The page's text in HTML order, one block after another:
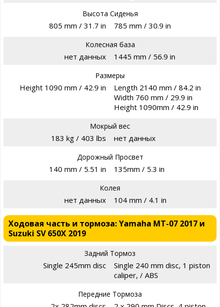
Высота Сиденья
805 mm / 31.7 in 785 mm / 30.9 in
Колесная база
нет данных 1445 mm / 56.9 in
Размеры
Height 1090 mm / 42.9 in
Length 2140 mm / 84.2 in
Width 760 mm / 29.9 in
Height 1090mm / 42.9 in
Мокрый вес
183 kg / 403 lbs нет данных
Дорожный Просвет
140 mm / 5.51 in 135mm / 5.3 in
Колея
нет данных 104 mm / 4.1 in
Ходовая часть и тормоза: Yamaha MT-07 2017 и
Suzuki SV 650X 2019
Задний Тормоз
Single 245mm disc
Single 240 mm disc, 1 piston
caliper, / ABS
Передние Тормоза